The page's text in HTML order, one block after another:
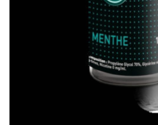
utilisation pour profiter pleinement
pouvez choisir de les paramétrer
Accepter